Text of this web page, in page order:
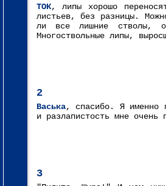
ТОК, липы хорошо
листьев, без разницы.
ли все лишние стволы,
Многоствольные липы,
2
Васька, спасибо. Я именно
и разлапистость мне очень
3